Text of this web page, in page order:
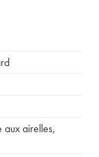
aux airelles,